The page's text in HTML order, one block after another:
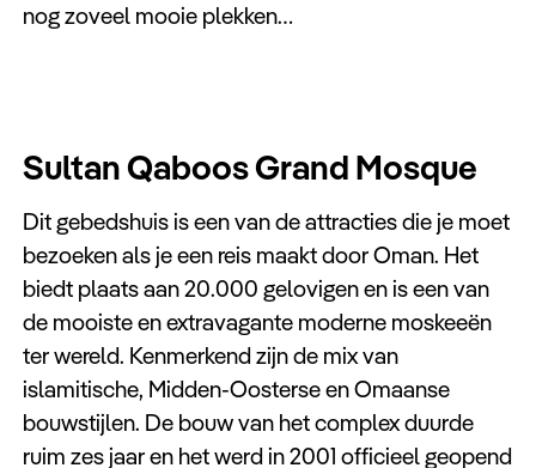
nog zoveel mooie plekken…
Sultan Qaboos Grand Mosque
Dit gebedshuis is een van de attracties die je moet
bezoeken als je een reis maakt door Oman. Het
biedt plaats aan 20.000 gelovigen en is een van
de mooiste en extravagante moderne moskeeën
ter wereld. Kenmerkend zijn de mix van
islamitische, Midden-Oosterse en Omaanse
bouwstijlen. De bouw van het complex duurde
ruim zes jaar en het werd in 2001 officieel geopend